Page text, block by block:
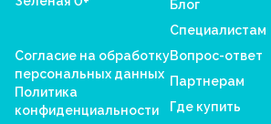
Согласие на обработку
персональных данных
Политика
конфиденциальности
Блог
Специалистам
Вопрос-ответ
Партнерам
Где купить